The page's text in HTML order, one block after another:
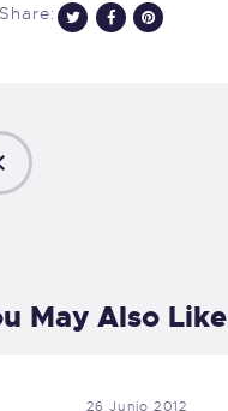
Share:
May Also Like
26 Junio 2012